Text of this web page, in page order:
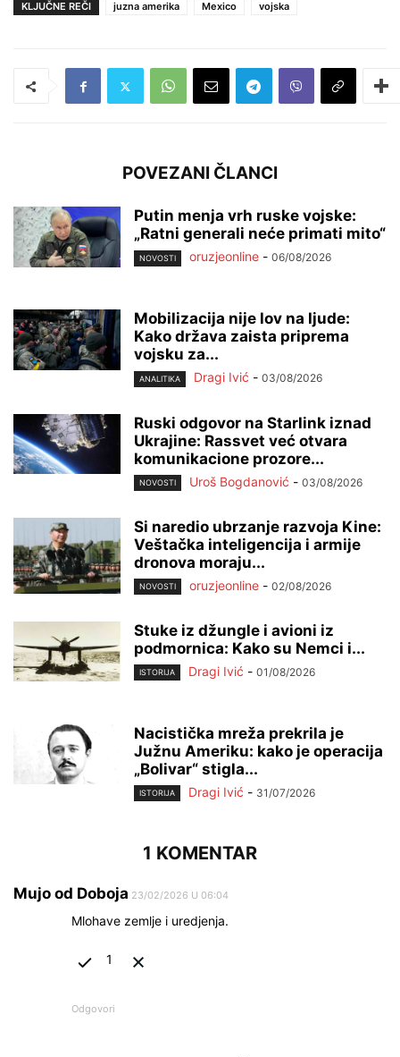
KLJUČNE REČI juzna amerika Mexico vojska
POVEZANI ČLANCI
Putin menja vrh ruske vojske:
„Ratni generali neće primati mito“
NOVOSTI oruzjeonline - 06/08/2026
Mobilizacija nije lov na ljude:
Kako država zaista priprema
vojsku za...
ANALITIKA Dragi Ivić - 03/08/2026
Ruski odgovor na Starlink iznad
Ukrajine: Rassvet već otvara
komunikacione prozore...
NOVOSTI Uroš Bogdanović - 03/08/2026
Si naredio ubrzanje razvoja Kine:
Veštačka inteligencija i armije
dronova moraju...
NOVOSTI oruzjeonline - 02/08/2026
Stuke iz džungle i avioni iz
podmornica: Kako su Nemci i...
ISTORIJA Dragi Ivić - 01/08/2026
Nacistička mreža prekrila je
Južnu Ameriku: kako je operacija
„Bolivar“ stigla...
ISTORIJA Dragi Ivić - 31/07/2026
1 KOMENTAR
Mujo od Doboja 23/02/2026 U 06:04
Mlohave zemlje i uredjenja.
1
Odgovori